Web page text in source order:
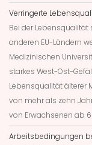
Verringerte
Bei der Lebensqualität
anderen EU-Ländern
Medizinischen
starkes West-Ost-
Lebensqualität älterer
von mehr als zehn
von Erwachsenen ab
Arbeitsbedingungen